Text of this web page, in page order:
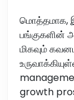
மொத்தமாக,
பங்குகளின்
மிகவும்
growth